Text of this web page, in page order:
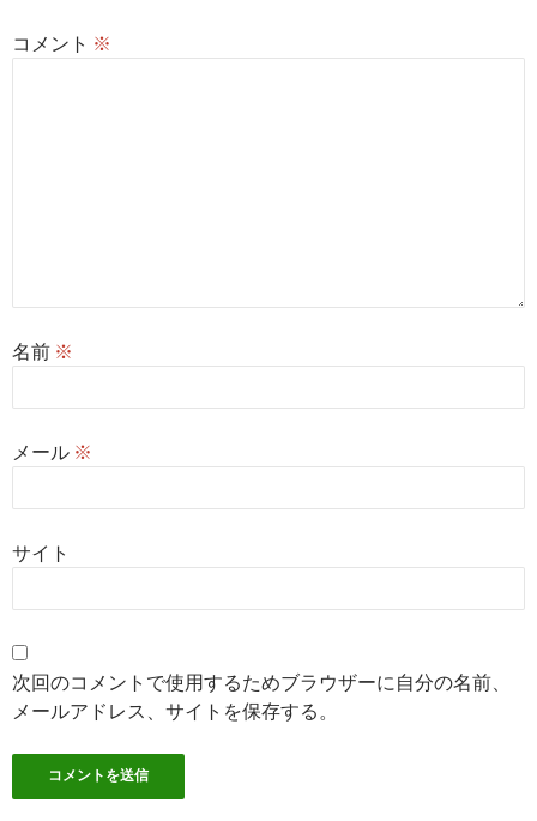
コメント ※
名前 ※
メール ※
サイト
次回のコメントで使用するためブラウザーに自分の名前、
メールアドレス、サイトを保存する。